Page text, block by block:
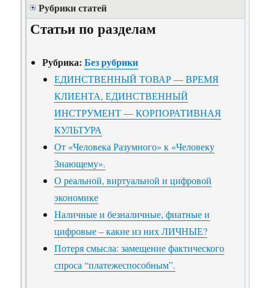
Рубрики статей
Статьи по разделам
Рубрика:Без рубрики
ЕДИНСТВЕННЫЙ ТОВАР — ВРЕМЯ
КЛИЕНТА, ЕДИНСТВЕННЫЙ
ИНСТРУМЕНТ — КОРПОРАТИВНАЯ
КУЛЬТУРА
От «Человека Разумного» к «Человеку
Знающему».
О реальной, виртуальной и цифровой
экономике
Наличные и безналичные, фиатные и
цифровые – какие из них ЛИЧНЫЕ?
Потеря смысла: замещение фактического
спроса “платежеспособным”.